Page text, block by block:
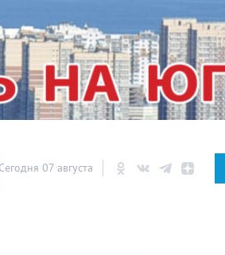
Сегодня 07 августа